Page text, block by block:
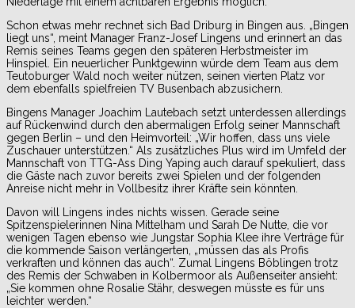
Schon etwas mehr rechnet sich Bad Driburg in Bingen aus. „Bingen
liegt uns“, meint Manager Franz-Josef Lingens und erinnert an das
Remis seines Teams gegen den späteren Herbstmeister im
Hinspiel. Ein neuerlicher Punktgewinn würde dem Team aus dem
Teutoburger Wald noch weiter nützen, seinen vierten Platz vor
dem ebenfalls spielfreien TV Busenbach abzusichern.
Bingens Manager Joachim Lautebach setzt unterdessen allerdings
auf Rückenwind durch den abermaligen Erfolg seiner Mannschaft
gegen Berlin – und den Heimvorteil: „Wir hoffen, dass uns viele
Zuschauer unterstützen.“ Als zusätzliches Plus wird im Umfeld der
Mannschaft von TTG-Ass Ding Yaping auch darauf spekuliert, dass
die Gäste nach zuvor bereits zwei Spielen und der folgenden
Anreise nicht mehr in Vollbesitz ihrer Kräfte sein könnten.
Davon will Lingens indes nichts wissen. Gerade seine
Spitzenspielerinnen Nina Mittelham und Sarah De Nutte, die vor
wenigen Tagen ebenso wie Jungstar Sophia Klee ihre Verträge für
die kommende Saison verlängerten, „müssen das als Profis
verkraften und können das auch“. Zumal Lingens Böblingen trotz
des Remis der Schwaben in Kolbermoor als Außenseiter ansieht:
„Sie kommen ohne Rosalie Stähr, deswegen müsste es für uns
leichter werden.“